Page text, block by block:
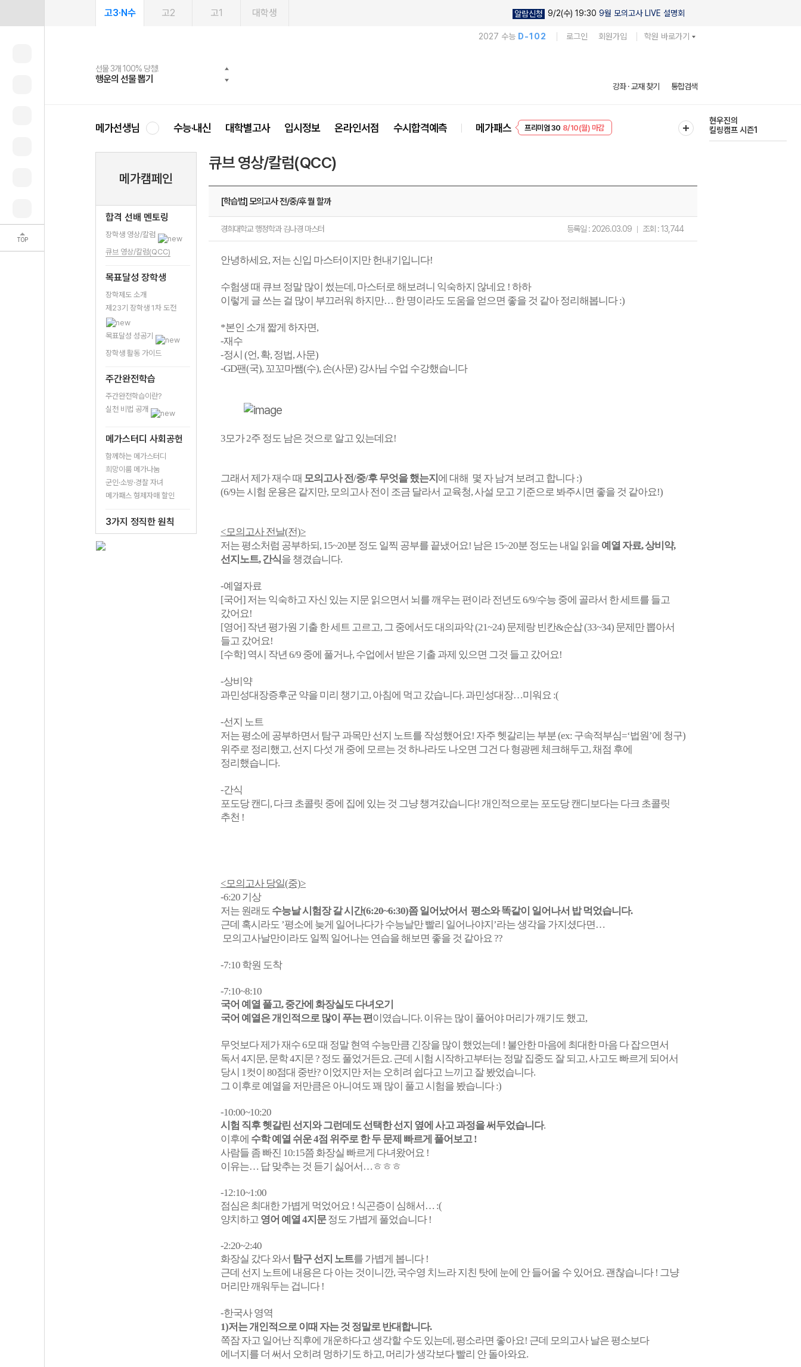
TOP
고3·N수 고2 고1 대학생 알람신청 9/2(수) 19:30 9월 모의고사 LIVE 설명회
2027 수능 D-102 로그인 회원가입 학원 바로가기
선물 3개 100% 당첨!
행운의 선물 뽑기
선물 100% 증정!
메가스터디 X 올리브
여름방학 스터디 캐시백
메가런 썸머스쿨
2027 러셀 단과
강사 공개선발
스마트러닝앱
설문 EVENT
메가패스
3일 무료 체험권
메가패스 수강생 무료혜택!
메가클럽 멤버십
사회공헌 캠페인
희망이룸 메가나눔
강좌 · 교재 찾기 통합검색
메가선생님 수능·내신 대학별고사 입시정보 온라인서점 수시합격예측 메가패스
프리미엄 30 8/10(월) 마감
다채로운 난도
실전 모의고사
메가캠페인
합격 선배 멘토링
장학생 영상/칼럼
큐브 영상/칼럼(QCC)
목표달성 장학생
장학제도 소개
제23기 장학생 1차 도전
목표달성 성공기
장학생 활동 가이드
주간완전학습
주간완전학습이란?
실천 비법 공개
메가스터디 사회공헌
함께하는 메가스터디
희망이룸 메가나눔
군인·소방·경찰 자녀
메가패스 형제자매 할인
3가지 정직한 원칙
큐브 영상/칼럼(QCC)
[학습법] 모의고사 전/중/후 뭘 할까
경희대학교 행정학과 김나경 마스터 등록일 : 2026.03.09 조회 :13,744
안녕하세요, 저는 신입 마스터이지만 헌내기입니다!
수험생 때 큐브 정말 많이 썼는데, 마스터로 해보려니 익숙하지 않네요 ! 하하
이렇게 글 쓰는 걸 많이 부끄러워 하지만… 한 명이라도 도움을 얻으면 좋을 것 같아 정리해봅니다 :)
*본인 소개 짧게 하자면,
-재수
-정시 (언, 확, 정법, 사문)
-GD팬(국), 꼬꼬마쌤(수), 손(사문) 강사님 수업 수강했습니다
3모가 2주 정도 남은 것으로 알고 있는데요!
그래서 제가 재수 때 모의고사 전/중/후 무엇을 했는지 에 대해 몇 자 남겨 보려고 합니다 :)
(6/9는 시험 운용은 같지만, 모의고사 전이 조금 달라서 교육청, 사설 모고 기준으로 봐주시면 좋을 것 같아요!)
<모의고사 전날(전)>
저는 평소처럼 공부하되, 15~20분 정도 일찍 공부를 끝냈어요! 남은 15~20분 정도는 내일 읽을 예열 자료, 상비약,
선지노트, 간식을 챙겼습니다.
-예열자료
[국어] 저는 익숙하고 자신 있는 지문 읽으면서 뇌를 깨우는 편이라 전년도 6/9/수능 중에 골라서 한 세트를 들고
갔어요!
[영어] 작년 평가원 기출 한 세트 고르고, 그 중에서도 대의파악 (21~24) 문제랑 빈칸&순삽 (33~34) 문제만 뽑아서
들고 갔어요!
[수학] 역시 작년 6/9 중에 풀거나, 수업에서 받은 기출 과제 있으면 그것 들고 갔어요!
-상비약
과민성대장증후군 약을 미리 챙기고, 아침에 먹고 갔습니다. 과민성대장…미워요 :(
-선지 노트
저는 평소에 공부하면서 탐구 과목만 선지 노트를 작성했어요! 자주 헷갈리는 부분 (ex: 구속적부심=‘법원’에 청구)
위주로 정리했고, 선지 다섯 개 중에 모르는 것 하나라도 나오면 그건 다 형광펜 체크해두고, 채점 후에
정리했습니다.
-간식
포도당 캔디, 다크 초콜릿 중에 집에 있는 것 그냥 챙겨갔습니다! 개인적으로는 포도당 캔디보다는 다크 초콜릿
추천 !
<모의고사 당일(중)>
-6:20 기상
저는 원래도 수능날 시험장 갈 시간(6:20~6:30)쯤 일어났어서 평소와 똑같이 일어나서 밥 먹었습니다.
근데 혹시라도 ’평소에 늦게 일어나다가 수능날만 빨리 일어나야지’라는 생각을 가지셨다면…
모의고사날만이라도 일찍 일어나는 연습을 해보면 좋을 것 같아요 ??
-7:10 학원 도착
-7:10~8:10
국어 예열 풀고, 중간에 화장실도 다녀오기
국어 예열은 개인적으로 많이 푸는 편이였습니다. 이유는 많이 풀어야 머리가 깨기도 했고,
무엇보다 제가 재수 6모 때 정말 현역 수능만큼 긴장을 많이 했었는데 ! 불안한 마음에 최대한 마음 다 잡으면서
독서 4지문, 문학 4지문 ? 정도 풀었거든요. 근데 시험 시작하고부터는 정말 집중도 잘 되고, 사고도 빠르게 되어서
당시 1컷이 80점대 중반? 이었지만 저는 오히려 쉽다고 느끼고 잘 봤었습니다.
그 이후로 예열을 저만큼은 아니여도 꽤 많이 풀고 시험을 봤습니다 :)
-10:00~10:20
시험 직후 헷갈린 선지와 그런데도 선택한 선지 옆에 사고 과정을 써두었습니다.
이후에 수학 예열 쉬운 4점 위주로 한 두 문제 빠르게 풀어보고 !
사람들 좀 빠진 10:15쯤 화장실 빠르게 다녀왔어요 !
이유는… 답 맞추는 것 듣기 싫어서…ㅎㅎㅎ
-12:10~1:00
점심은 최대한 가볍게 먹었어요 ! 식곤증이 심해서… :(
양치하고 영어 예열 4지문정도 가볍게 풀었습니다 !
-2:20~2:40
화장실 갔다 와서 탐구 선지 노트를 가볍게 봅니다 !
근데 선지 노트에 내용은 다 아는 것이니깐, 국수영 치느라 지친 탓에 눈에 안 들어올 수 있어요. 괜찮습니다 ! 그냥
머리만 깨워두는 겁니다 !
-한국사 영역
1)저는 개인적으로 이때 자는 것 정말로 반대합니다.
쪽잠 자고 일어난 직후에 개운하다고 생각할 수도 있는데, 평소라면 좋아요! 근데 모의고사 날은 평소보다
에너지를 더 써서 오히려 멍하기도 하고, 머리가 생각보다 빨리 안 돌아와요.